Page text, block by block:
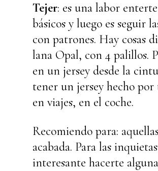
Tejer: es una labor
básicos y luego es
con patrones. Hay cosas
lana Opal, con 4 palillos.
en un jersey desde la
tener un jersey hecho
en viajes, en el coche.
Recomiendo para:
acabada. Para las
interesante hacerte